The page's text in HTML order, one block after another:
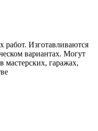
работ. Изготавливаются
вариантах. Могут
мастерских, гаражах,